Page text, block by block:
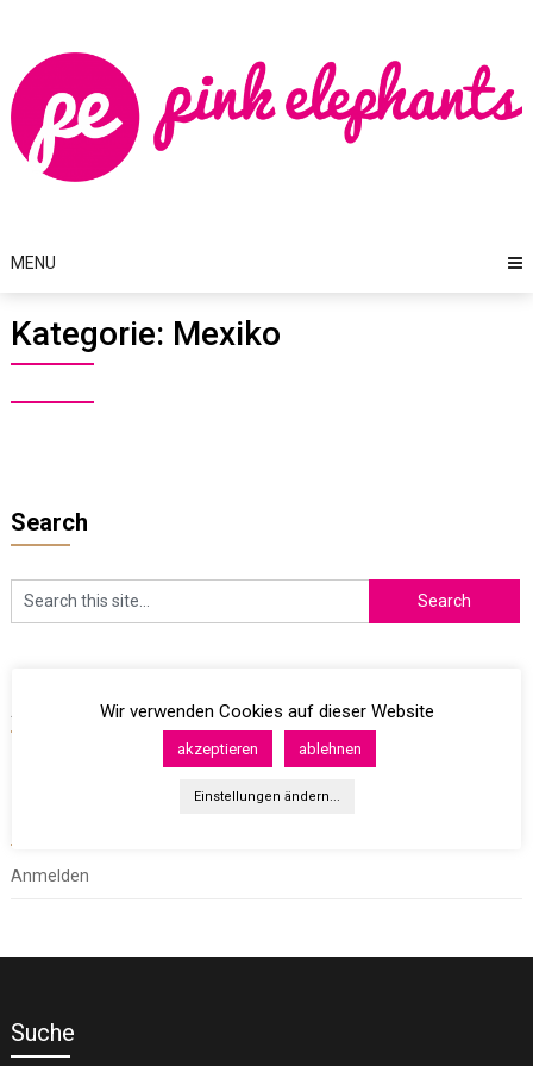
content
MENU
Kategorie: Mexiko
Search
Archives
Anmelden
Suche
Wir verwenden Cookies auf dieser Website
akzeptieren ablehnen
Einstellungen ändern...